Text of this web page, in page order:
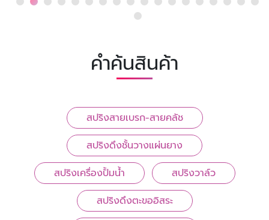
คำค้นสินค้า
สปริงสายเบรก-สายคลัช
สปริงดึงชั้นวางแผ่นยาง
สปริงเครื่องปั้มน้ำ
สปริงวาล์ว
สปริงดึงตะขออิสระ